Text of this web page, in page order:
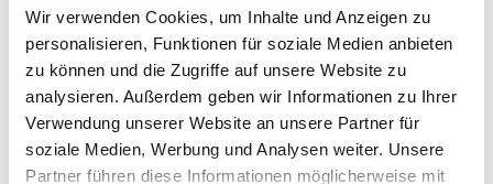
Wir verwenden Cookies, um Inhalte und Anzeigen zu
personalisieren, Funktionen für soziale Medien anbieten
zu können und die Zugriffe auf unsere Website zu
analysieren. Außerdem geben wir Informationen zu Ihrer
Verwendung unserer Website an unsere Partner für
soziale Medien, Werbung und Analysen weiter. Unsere
Partner führen diese Informationen möglicherweise mit